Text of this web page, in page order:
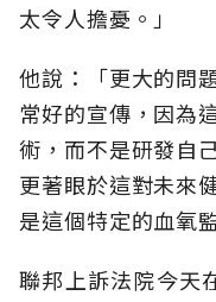
太令人擔憂。」
他說：「更大的問
常好的宣傳，因為
術，而不是研發自
更著眼於這對未來
是這個特定的血氧
聯邦上訴法院今天